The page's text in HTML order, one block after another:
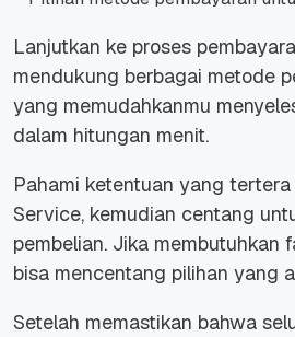
Lanjutkan ke proses
mendukung berbagai metode
yang memudahkanmu
dalam hitungan menit.
Pahami ketentuan yang
Service, kemudian centang
pembelian. Jika membutuhkan
bisa mencentang pilihan yang
Setelah memastikan bahwa